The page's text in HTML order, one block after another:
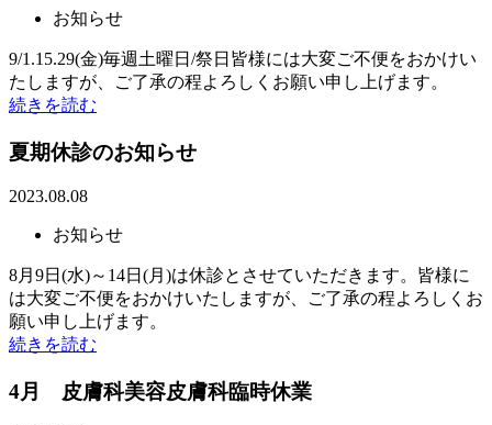
お知らせ
9/1.15.29(金)毎週土曜日/祭日皆様には大変ご不便をおかけい
たしますが、ご了承の程よろしくお願い申し上げます。
続きを読む
夏期休診のお知らせ
2023.08.08
お知らせ
8月9日(水)～14日(月)は休診とさせていただきます。皆様に
は大変ご不便をおかけいたしますが、ご了承の程よろしくお
願い申し上げます。
続きを読む
4月 皮膚科美容皮膚科臨時休業